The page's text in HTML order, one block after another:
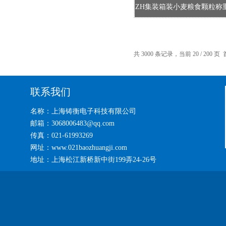
ZH集装箱装小麦粮食颗粒称
共 3000 条记录，当前 20 / 200 页
联系我们
名称：上海铸衡电子科技有限公司
邮箱：3068006483@qq.com
传真：021-61993269
网址：www.021baozhuangji.com
地址：上海松江新桥新中街199弄24-26号